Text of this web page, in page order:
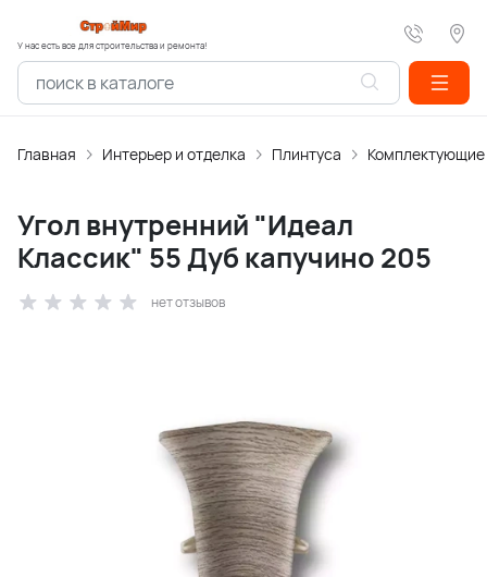
У нас есть все для строительства и ремонта!
Главная Интерьер и отделка Плинтуса Комплектующие
Угол внутренний "Идеал
Классик" 55 Дуб капучино 205
нет отзывов